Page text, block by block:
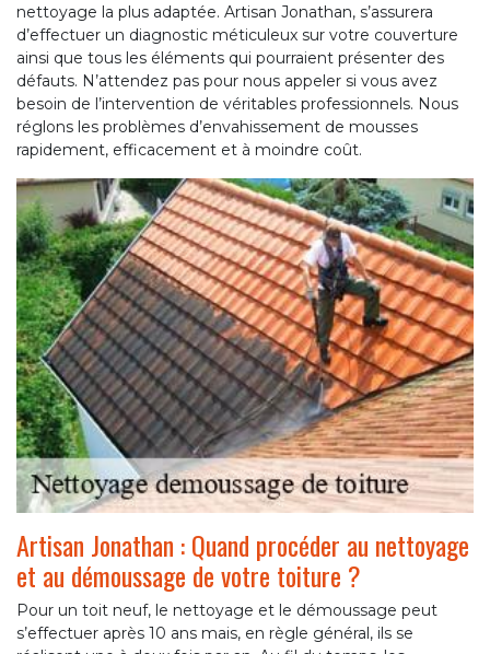
nettoyage la plus adaptée. Artisan Jonathan, s’assurera
d’effectuer un diagnostic méticuleux sur votre couverture
ainsi que tous les éléments qui pourraient présenter des
défauts. N’attendez pas pour nous appeler si vous avez
besoin de l’intervention de véritables professionnels. Nous
réglons les problèmes d’envahissement de mousses
rapidement, efficacement et à moindre coût.
Artisan Jonathan : Quand procéder au nettoyage
et au démoussage de votre toiture ?
Pour un toit neuf, le nettoyage et le démoussage peut
s’effectuer après 10 ans mais, en règle général, ils se